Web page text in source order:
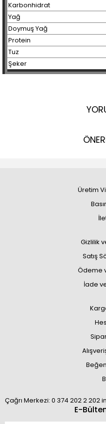
Karbonhidrat
Yağ
Doymuş Yağ
Protein
Tuz
Şeker
Üretim
Gizlilik
Satış
Ödeme
İade
Çağrı Merkezi: 0 374 202 2
E-